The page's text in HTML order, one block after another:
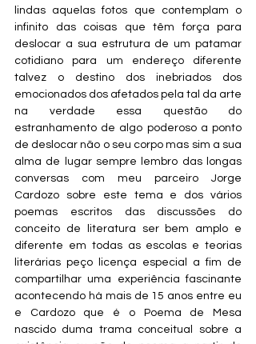
lindas aquelas fotos que contemplam o
infinito das coisas que têm força para
deslocar a sua estrutura de um patamar
cotidiano para um endereço diferente
talvez o destino dos inebriados dos
emocionados dos afetados pela tal da arte
na verdade essa questão do
estranhamento de algo poderoso a ponto
de deslocar não o seu corpo mas sim a sua
alma de lugar sempre lembro das longas
conversas com meu parceiro Jorge
Cardozo sobre este tema e dos vários
poemas escritos das discussões do
conceito de literatura ser bem amplo e
diferente em todas as escolas e teorias
literárias peço licença especial a fim de
compartilhar uma experiência fascinante
acontecendo há mais de 15 anos entre eu
e Cardozo que é o Poema de Mesa
nascido duma trama conceitual sobre a